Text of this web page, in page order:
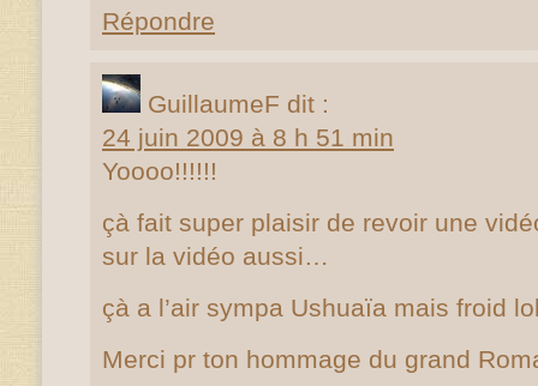
Répondre
GuillaumeF dit :
24 juin 2009 à 8 h 51 min
Yoooo!!!!!!
çà fait super plaisir de revoir une
sur la vidéo aussi…
çà a l’air sympa Ushuaïa mais froid
Merci pr ton hommage du grand